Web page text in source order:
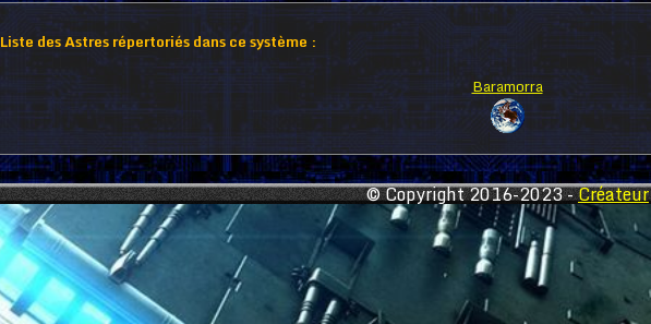
Liste des Astres répertoriés dans ce système :
Baramorra
© Copyright 2016-2023 -Créateur